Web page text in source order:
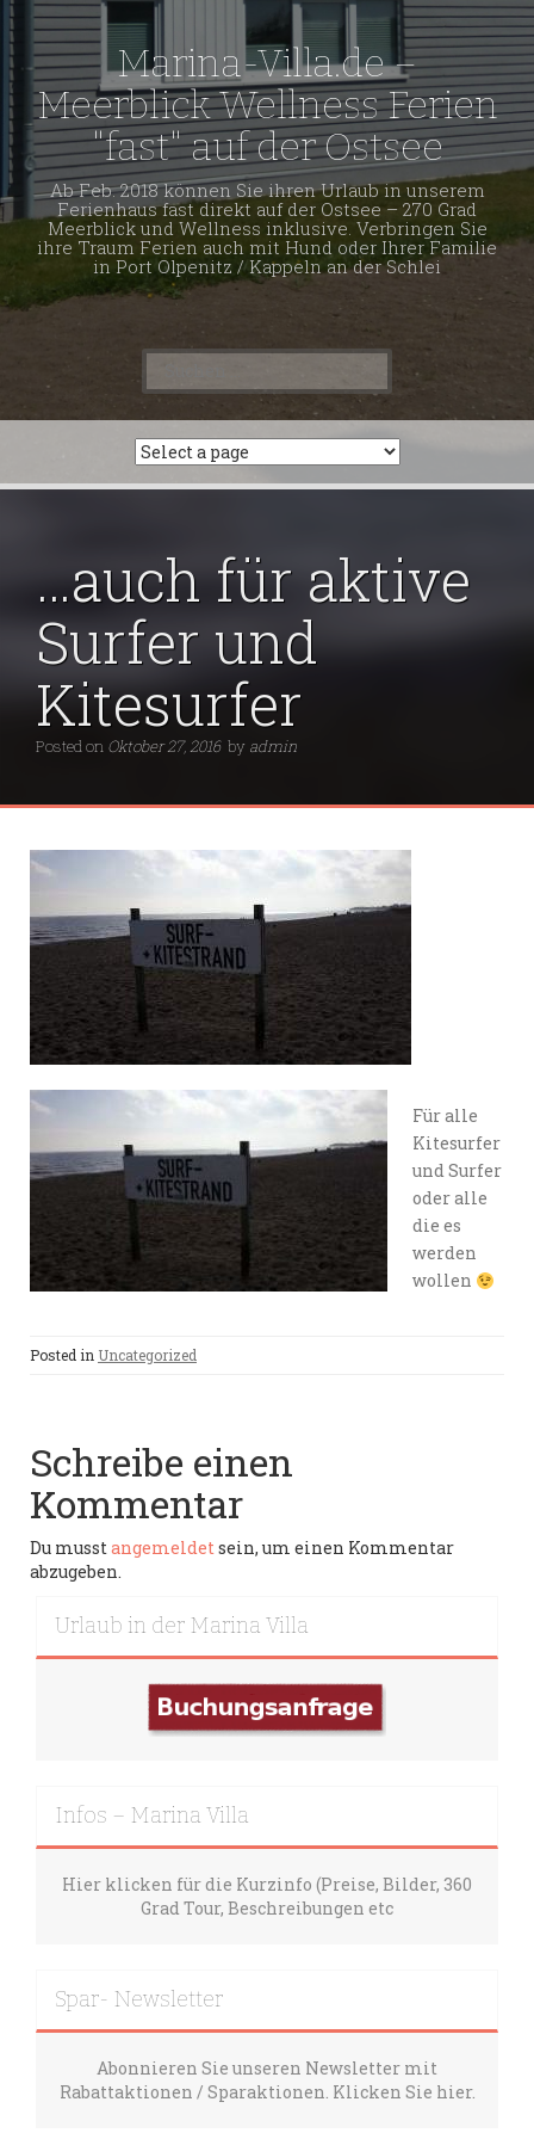
Marina-Villa.de –
Meerblick Wellness Ferien
"fast" auf der Ostsee
Ab Feb. 2018 können Sie ihren Urlaub in unserem
Ferienhaus fast direkt auf der Ostsee – 270 Grad
Meerblick und Wellness inklusive. Verbringen Sie
ihre Traum Ferien auch mit Hund oder Ihrer Familie
in Port Olpenitz / Kappeln an der Schlei
Suchen
…auch für aktive
Surfer und
Kitesurfer
Posted on Oktober 27, 2016 by admin
Für alle
Kitesurfer
und Surfer
oder alle
die es
werden
wollen
Posted in Uncategorized
Schreibe einen
Kommentar
Du musstangemeldetsein, um einen Kommentar
abzugeben.
Urlaub in der Marina Villa
Infos – Marina Villa
Hier klicken für die Kurzinfo (Preise, Bilder, 360
Grad Tour, Beschreibungen etc
Spar- Newsletter
Abonnieren Sie unseren Newsletter mit
Rabattaktionen / Sparaktionen. Klicken Sie hier.